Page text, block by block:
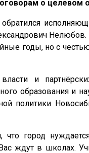
о целевом
Нелюбов.
годы, но с
и
образования и
политики
что город
ждут в школах.